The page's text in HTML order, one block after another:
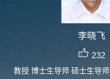
李晓飞
232
教授 博士生导师 硕士生导师